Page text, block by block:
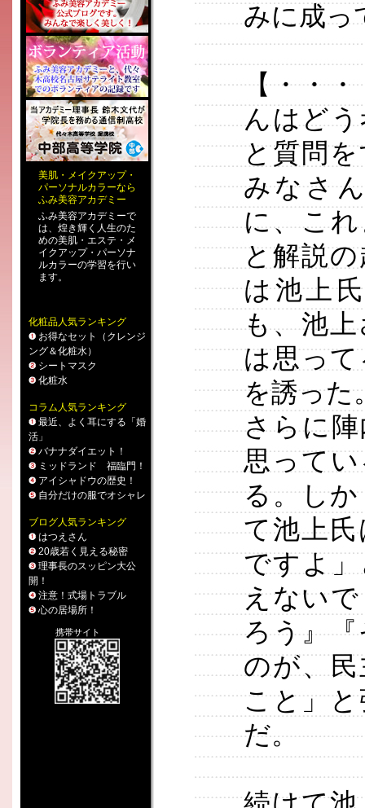
美肌 ・ メイクアップ・
パーソナルカラーなら
ふみ美容アカデミー
ふみ美容アカデミーで
は、煌き輝く人生のた
めの美肌・エステ ・ メ
イクアップ・ パーソナ
ルカラーの学習を行い
ます。
化粧品人気ランキング
お得なセット（クレンジ
ング＆化粧水）
シートマスク
化粧水
コラム人気ランキング
最近、よく耳にする「婚
活」
バナナダイエット！
ミッドランド 福臨門！
アイシャドウの歴史！
自分だけの服でオシャレ
ブログ人気ランキング
はつえさん
20歳若く見える秘密
理事長のスッピン大公
開！
注意！式場トラブル
心の居場所！
携帯サイト
みに成っ
【・・
んはど
と質問
みなさ
に、こ
と解説
は池上
も、池
は思っ
を誘った
さらに
思って
る。し
て池上
ですよ
えない
ろう』
のが、
こと」
だ。